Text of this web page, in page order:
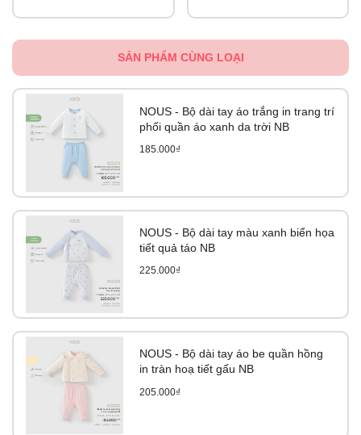
SẢN PHẨM CÙNG LOẠI
NOUS - Bộ dài tay áo trắng in trang trí
phối quần áo xanh da trời NB
185.000₫
NOUS - Bộ dài tay màu xanh biển họa
tiết quả táo NB
225.000₫
NOUS - Bộ dài tay áo be quần hồng
in tràn hoạ tiết gấu NB
205.000₫